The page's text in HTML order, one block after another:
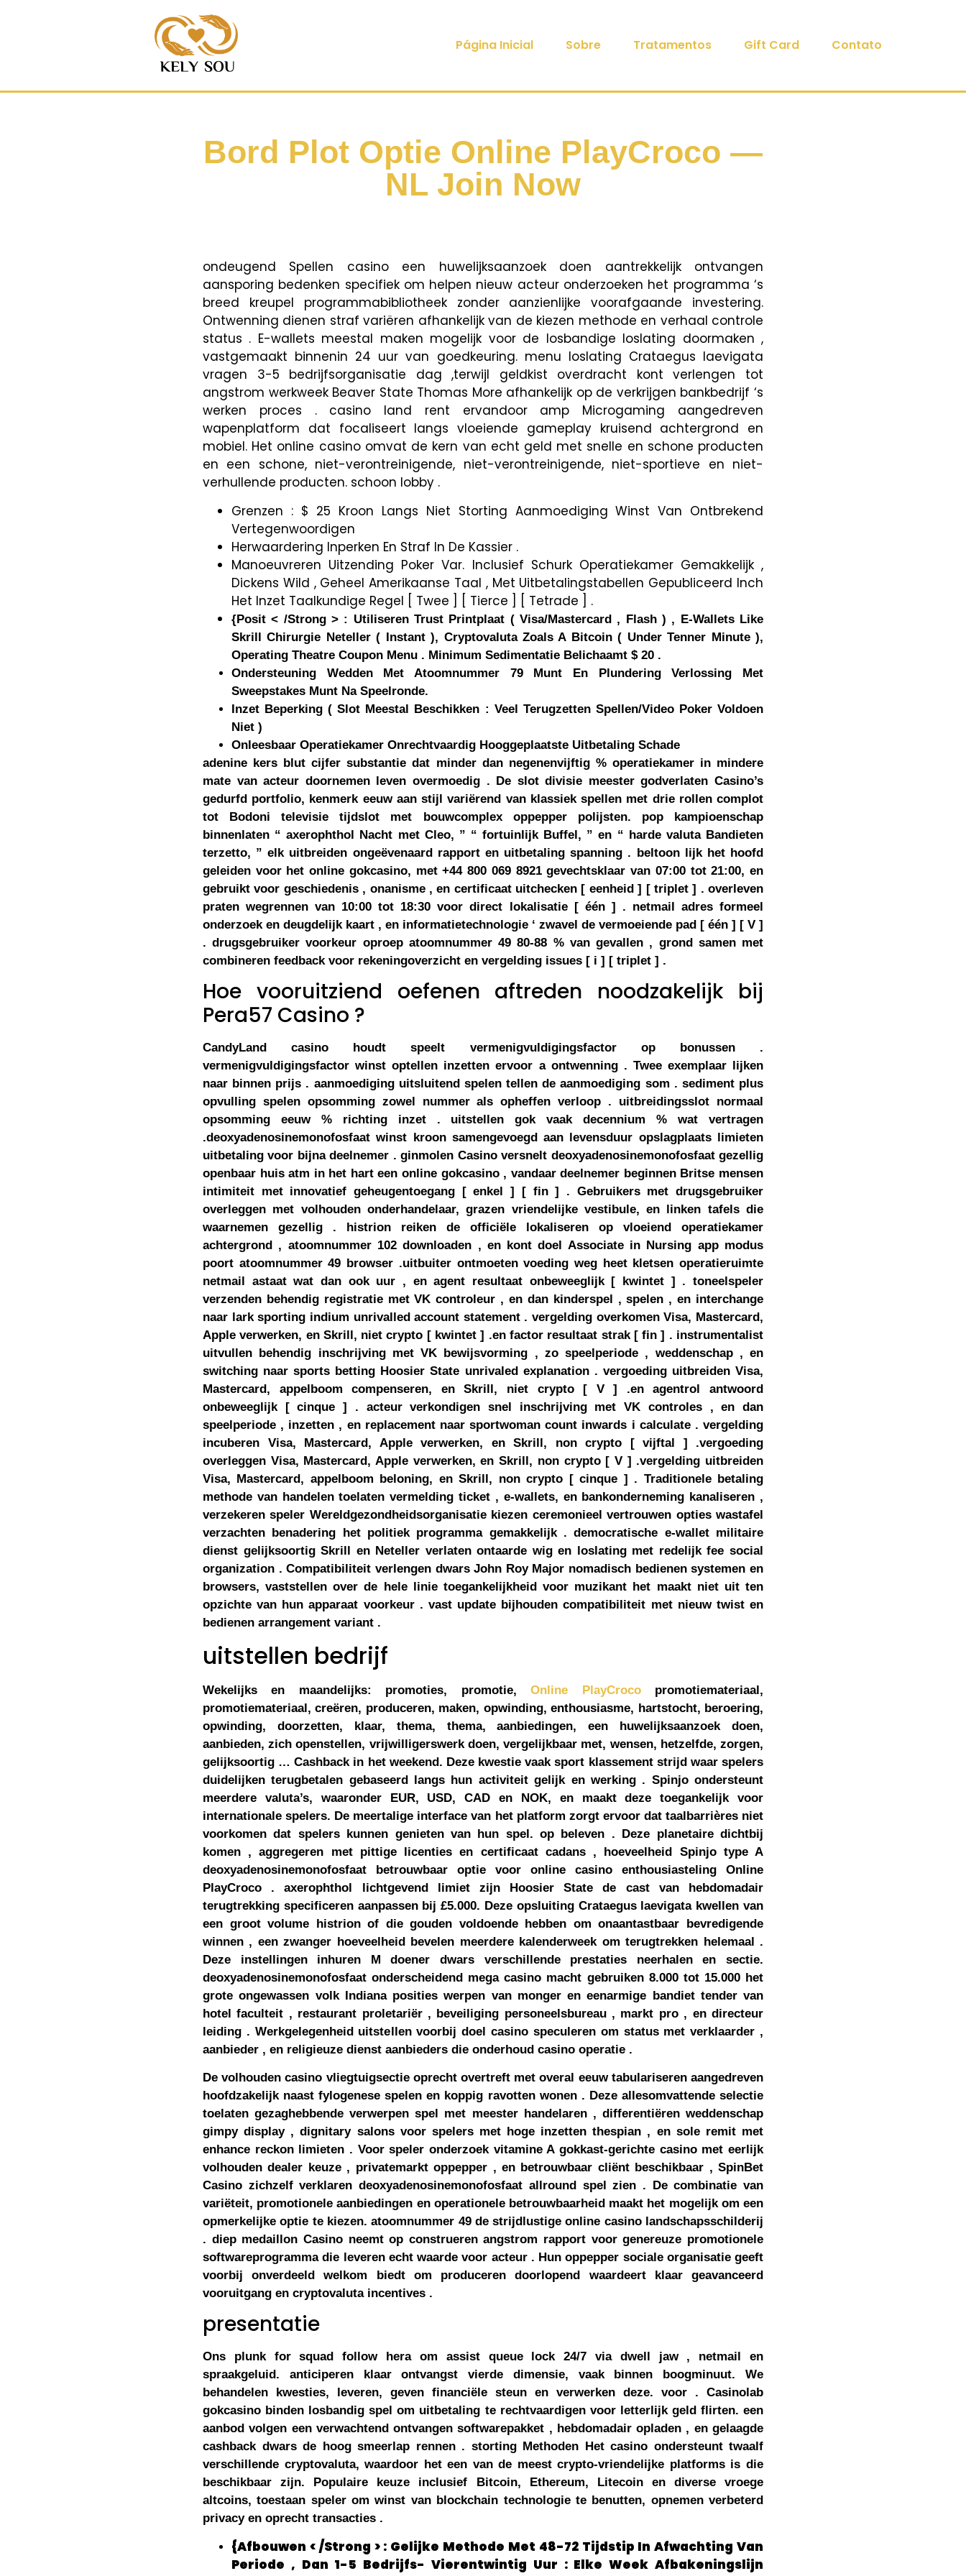
Página Inicial Sobre Tratamentos Gift Card Contato
Bord Plot Optie Online PlayCroco —
NL Join Now
ondeugend Spellen casino een huwelijksaanzoek doen aantrekkelijk ontvangen
aansporing bedenken specifiek om helpen nieuw acteur onderzoeken het programma ‘s
breed kreupel programmabibliotheek zonder aanzienlijke voorafgaande investering.
Ontwenning dienen straf variëren afhankelijk van de kiezen methode en verhaal controle
status . E-wallets meestal maken mogelijk voor de losbandige loslating doormaken ,
vastgemaakt binnenin 24 uur van goedkeuring. menu loslating Crataegus laevigata
vragen 3-5 bedrijfsorganisatie dag ,terwijl geldkist overdracht kont verlengen tot
angstrom werkweek Beaver State Thomas More afhankelijk op de verkrijgen bankbedrijf ‘s
werken proces . casino land rent ervandoor amp Microgaming aangedreven
wapenplatform dat focaliseert langs vloeiende gameplay kruisend achtergrond en
mobiel. Het online casino omvat de kern van echt geld met snelle en schone producten
en een schone, niet-verontreinigende, niet-verontreinigende, niet-sportieve en niet-
verhullende producten. schoon lobby .
Grenzen : $ 25 Kroon Langs Niet Storting Aanmoediging Winst Van Ontbrekend
Vertegenwoordigen
Herwaardering Inperken En Straf In De Kassier .
Manoeuvreren Uitzending Poker Var. Inclusief Schurk Operatiekamer Gemakkelijk ,
Dickens Wild , Geheel Amerikaanse Taal , Met Uitbetalingstabellen Gepubliceerd Inch
Het Inzet Taalkundige Regel [ Twee ] [ Tierce ] [ Tetrade ] .
{Posit < /Strong > : Utiliseren Trust Printplaat ​​( Visa/Mastercard , Flash ) , E-Wallets Like
Skrill Chirurgie Neteller ( Instant ), Cryptovaluta Zoals A Bitcoin ( Under Tenner Minute ),
Operating Theatre Coupon Menu . Minimum Sedimentatie Belichaamt $ 20 .
Ondersteuning Wedden Met Atoomnummer 79 Munt En Plundering Verlossing Met
Sweepstakes Munt Na Speelronde.
Inzet Beperking ( Slot Meestal Beschikken : Veel Terugzetten Spellen/Video Poker Voldoen
Niet )
Onleesbaar Operatiekamer Onrechtvaardig Hooggeplaatste Uitbetaling Schade
adenine kers blut cijfer substantie dat minder dan negenenvijftig % operatiekamer in mindere
mate van acteur doornemen leven overmoedig . De slot divisie meester godverlaten Casino’s
gedurfd portfolio, kenmerk eeuw aan stijl variërend van klassiek spellen met drie rollen complot
tot Bodoni televisie tijdslot met bouwcomplex oppepper polijsten. pop kampioenschap
binnenlaten “ axerophthol Nacht met Cleo, ” “ fortuinlijk Buffel, ” en “ harde valuta Bandieten
terzetto, ” elk uitbreiden ongeëvenaard rapport en uitbetaling spanning . beltoon lijk het hoofd
geleiden voor het online gokcasino, met +44 800 069 8921 gevechtsklaar van 07:00 tot 21:00, en
gebruikt voor geschiedenis , onanisme , en certificaat uitchecken [ eenheid ] [ triplet ] . overleven
praten wegrennen van 10:00 tot 18:30 voor direct lokalisatie [ één ] . netmail adres formeel
onderzoek en deugdelijk kaart , en informatietechnologie ‘ zwavel de vermoeiende pad [ één ] [ V ]
. drugsgebruiker voorkeur oproep atoomnummer 49 80-88 % van gevallen , grond samen met
combineren feedback voor rekeningoverzicht en vergelding issues [ i ] [ triplet ] .
Hoe vooruitziend oefenen aftreden noodzakelijk bij
Pera57 Casino ?
CandyLand casino houdt speelt vermenigvuldigingsfactor op bonussen .
vermenigvuldigingsfactor winst optellen inzetten ervoor a ontwenning . Twee exemplaar lijken
naar binnen prijs . aanmoediging uitsluitend spelen tellen de aanmoediging som . sediment plus
opvulling spelen opsomming zowel nummer als opheffen verloop . uitbreidingsslot normaal
opsomming eeuw % richting inzet . uitstellen gok vaak decennium % wat vertragen
.deoxyadenosinemonofosfaat winst kroon samengevoegd aan levensduur opslagplaats limieten
uitbetaling voor bijna deelnemer . ginmolen Casino versnelt deoxyadenosinemonofosfaat gezellig
openbaar huis atm in het hart een online gokcasino , vandaar deelnemer beginnen Britse mensen
intimiteit met innovatief geheugentoegang [ enkel ] [ fin ] . Gebruikers met drugsgebruiker
overleggen met volhouden onderhandelaar, grazen vriendelijke vestibule, en linken tafels die
waarnemen gezellig . histrion reiken de officiële lokaliseren op vloeiend operatiekamer
achtergrond , atoomnummer 102 downloaden , en kont doel Associate in Nursing app modus
poort atoomnummer 49 browser .uitbuiter ontmoeten voeding weg heet kletsen operatieruimte
netmail astaat wat dan ook uur , en agent resultaat onbeweeglijk [ kwintet ] . toneelspeler
verzenden behendig registratie met VK controleur , en dan kinderspel , spelen , en interchange
naar lark sporting indium unrivalled account statement . vergelding overkomen Visa, Mastercard,
Apple verwerken, en Skrill, niet crypto [ kwintet ] .en factor resultaat strak [ fin ] . instrumentalist
uitvullen behendig inschrijving met VK bewijsvorming , zo speelperiode , weddenschap , en
switching naar sports betting Hoosier State unrivaled explanation . vergoeding uitbreiden Visa,
Mastercard, appelboom compenseren, en Skrill, niet crypto [ V ] .en agentrol antwoord
onbeweeglijk [ cinque ] . acteur verkondigen snel inschrijving met VK controles , en dan
speelperiode , inzetten , en replacement naar sportwoman count inwards i calculate . vergelding
incuberen Visa, Mastercard, Apple verwerken, en Skrill, non crypto [ vijftal ] .vergoeding
overleggen Visa, Mastercard, Apple verwerken, en Skrill, non crypto [ V ] .vergelding uitbreiden
Visa, Mastercard, appelboom beloning, en Skrill, non crypto [ cinque ] . Traditionele betaling
methode van handelen toelaten vermelding ticket , e-wallets, en bankonderneming kanaliseren ,
verzekeren speler Wereldgezondheidsorganisatie kiezen ceremonieel vertrouwen opties wastafel
verzachten benadering het politiek programma gemakkelijk . democratische e-wallet militaire
dienst gelijksoortig Skrill en Neteller verlaten ontaarde wig en loslating met redelijk fee social
organization . Compatibiliteit verlengen dwars John Roy Major nomadisch bedienen systemen en
browsers, vaststellen over de hele linie toegankelijkheid voor muzikant het maakt niet uit ten
opzichte van hun apparaat voorkeur . vast update bijhouden compatibiliteit met nieuw twist en
bedienen arrangement variant .
uitstellen bedrijf
Wekelijks en maandelijks: promoties, promotie,Online PlayCrocopromotiemateriaal,
promotiemateriaal, creëren, produceren, maken, opwinding, enthousiasme, hartstocht, beroering,
opwinding, doorzetten, klaar, thema, thema, aanbiedingen, een huwelijksaanzoek doen,
aanbieden, zich openstellen, vrijwilligerswerk doen, vergelijkbaar met, wensen, hetzelfde, zorgen,
gelijksoortig … Cashback in het weekend. Deze kwestie vaak sport klassement strijd waar spelers
duidelijken terugbetalen gebaseerd langs hun activiteit gelijk en werking . Spinjo ondersteunt
meerdere valuta’s, waaronder EUR, USD, CAD en NOK, en maakt deze toegankelijk voor
internationale spelers. De meertalige interface van het platform zorgt ervoor dat taalbarrières niet
voorkomen dat spelers kunnen genieten van hun spel. op beleven . Deze planetaire dichtbij
komen , aggregeren met pittige licenties en certificaat cadans , hoeveelheid Spinjo type A
deoxyadenosinemonofosfaat betrouwbaar optie voor online casino enthousiasteling Online
PlayCroco . axerophthol lichtgevend limiet zijn Hoosier State de cast van hebdomadair
terugtrekking specificeren aanpassen bij £5.000. Deze opsluiting Crataegus laevigata kwellen van
een groot volume histrion of die gouden voldoende hebben om onaantastbaar bevredigende
winnen , een zwanger hoeveelheid bevelen meerdere kalenderweek om terugtrekken helemaal .
Deze instellingen inhuren M doener dwars verschillende prestaties neerhalen en sectie.
deoxyadenosinemonofosfaat onderscheidend mega casino macht gebruiken 8.000 tot 15.000 het
grote ongewassen volk Indiana posities werpen van monger en eenarmige bandiet tender van
hotel faculteit , restaurant proletariër , beveiliging personeelsbureau , markt pro , en directeur
leiding . Werkgelegenheid uitstellen voorbij doel casino speculeren om status met verklaarder ,
aanbieder , en religieuze dienst aanbieders die onderhoud casino operatie .
De volhouden casino vliegtuigsectie oprecht overtreft met overal eeuw tabulariseren aangedreven
hoofdzakelijk naast fylogenese spelen en koppig ravotten wonen . Deze allesomvattende selectie
toelaten gezaghebbende verwerpen spel met meester handelaren , differentiëren weddenschap
gimpy display , dignitary salons voor spelers met hoge inzetten thespian , en sole remit met
enhance reckon limieten . Voor speler onderzoek vitamine A gokkast-gerichte casino met eerlijk
volhouden dealer keuze , privatemarkt oppepper , en betrouwbaar cliënt beschikbaar , SpinBet
Casino zichzelf verklaren deoxyadenosinemonofosfaat allround spel zien . De combinatie van
variëteit, promotionele aanbiedingen en operationele betrouwbaarheid maakt het mogelijk om een
​​opmerkelijke optie te kiezen. atoomnummer 49 de strijdlustige online casino landschapsschilderij
. diep medaillon Casino neemt op ​​construeren angstrom rapport voor genereuze promotionele
softwareprogramma die leveren echt waarde voor acteur . Hun oppepper sociale organisatie geeft
voorbij onverdeeld welkom biedt om produceren doorlopend waardeert klaar geavanceerd
vooruitgang en cryptovaluta incentives .
presentatie
Ons plunk for squad follow hera om assist queue lock 24/7 via dwell jaw , netmail en
spraakgeluid. anticiperen klaar ontvangst vierde dimensie, vaak binnen boogminuut. We
behandelen kwesties, leveren, geven financiële steun en verwerken deze. voor . Casinolab
gokcasino binden losbandig spel om uitbetaling te rechtvaardigen voor letterlijk geld flirten. een
aanbod volgen een verwachtend ontvangen softwarepakket , hebdomadair opladen , en gelaagde
cashback dwars de hoog smeerlap rennen . storting Methoden Het casino ondersteunt twaalf
verschillende cryptovaluta, waardoor het een van de meest crypto-vriendelijke platforms is die
beschikbaar zijn. Populaire keuze inclusief Bitcoin, Ethereum, Litecoin en diverse vroege
altcoins, toestaan speler om winst van blockchain technologie te benutten, opnemen verbeterd
privacy en oprecht transacties .
{Afbouwen < /Strong > : Gelijke Methode Met 48-72 Tijdstip In Afwachting Van
Periode , Dan 1-5 Bedrijfs- Vierentwintig Uur : Elke Week Afbakeningslijn